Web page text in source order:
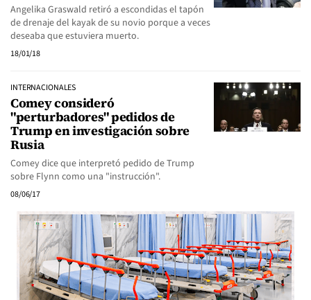
Angelika Graswald retiró a escondidas el tapón
de drenaje del kayak de su novio porque a veces
deseaba que estuviera muerto.
18/01/18
INTERNACIONALES
Comey consideró
"perturbadores" pedidos de
Trump en investigación sobre
Rusia
Comey dice que interpretó pedido de Trump
sobre Flynn como una "instrucción".
08/06/17